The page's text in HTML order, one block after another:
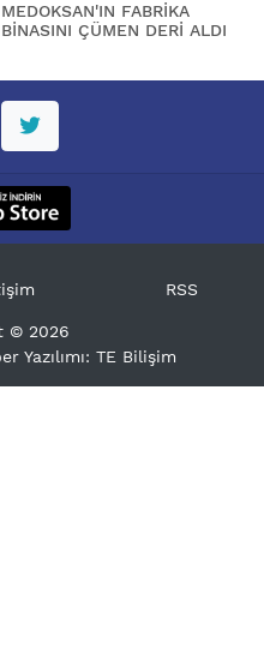
MEDOKSAN'IN FABRİKA
BİNASINI ÇÜMEN DERİ ALDI
RSS
© 2026
Yazılımı: TE Bilişim